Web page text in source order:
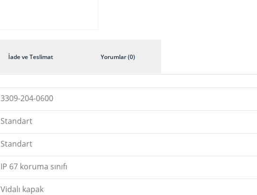
İade ve Teslimat Yorumlar (0)
3309-204-0600
Standart
Standart
IP 67 koruma sınıfı
Vidalı kapak